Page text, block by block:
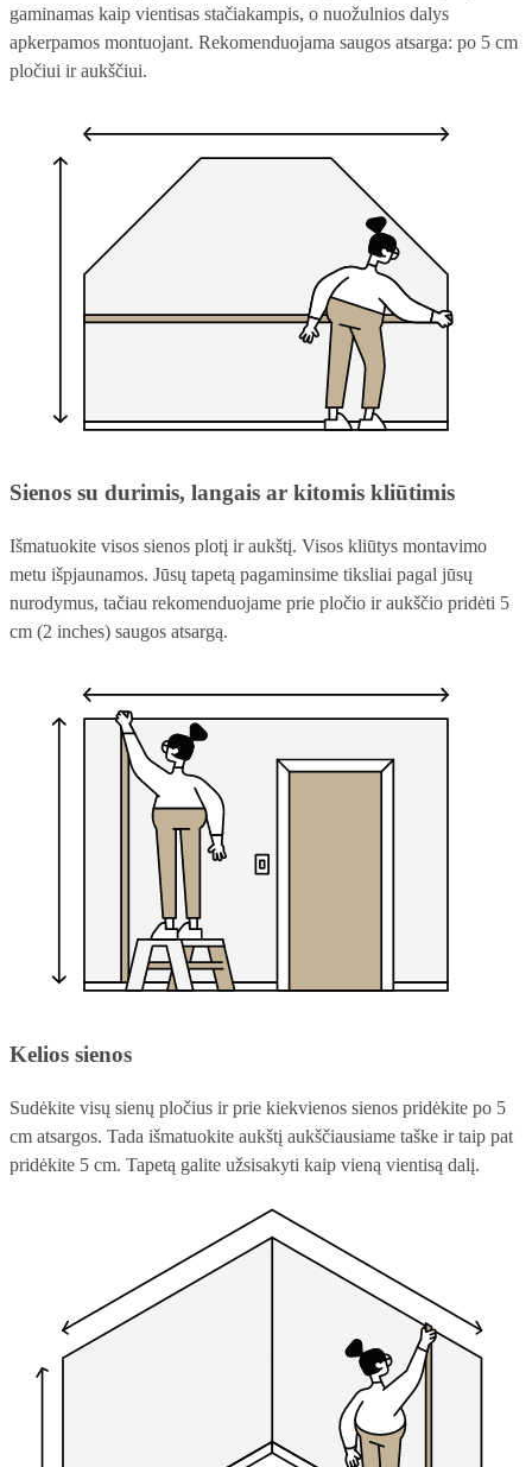
gaminamas kaip vientisas stačiakampis, o nuožulnios dalys
apkerpamos montuojant. Rekomenduojama saugos atsarga: po 5 cm
pločiui ir aukščiui.
Sienos su durimis, langais ar kitomis kliūtimis
Išmatuokite visos sienos plotį ir aukštį. Visos kliūtys montavimo
metu išpjaunamos. Jūsų tapetą pagaminsime tiksliai pagal jūsų
nurodymus, tačiau rekomenduojame prie pločio ir aukščio pridėti 5
cm (2 inches) saugos atsargą.
Kelios sienos
Sudėkite visų sienų pločius ir prie kiekvienos sienos pridėkite po 5
cm atsargos. Tada išmatuokite aukštį aukščiausiame taške ir taip pat
pridėkite 5 cm. Tapetą galite užsisakyti kaip vieną vientisą dalį.